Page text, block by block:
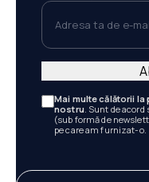
Adresa ta de e-mail
Mai multe călătorii
nostru. Sunt de
(sub formă de
pe care am furnizat-o.